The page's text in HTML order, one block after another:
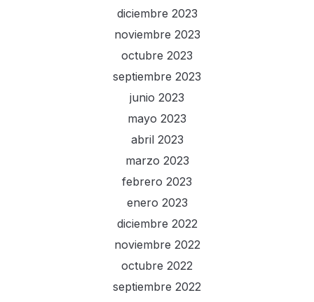
diciembre 2023
noviembre 2023
octubre 2023
septiembre 2023
junio 2023
mayo 2023
abril 2023
marzo 2023
febrero 2023
enero 2023
diciembre 2022
noviembre 2022
octubre 2022
septiembre 2022